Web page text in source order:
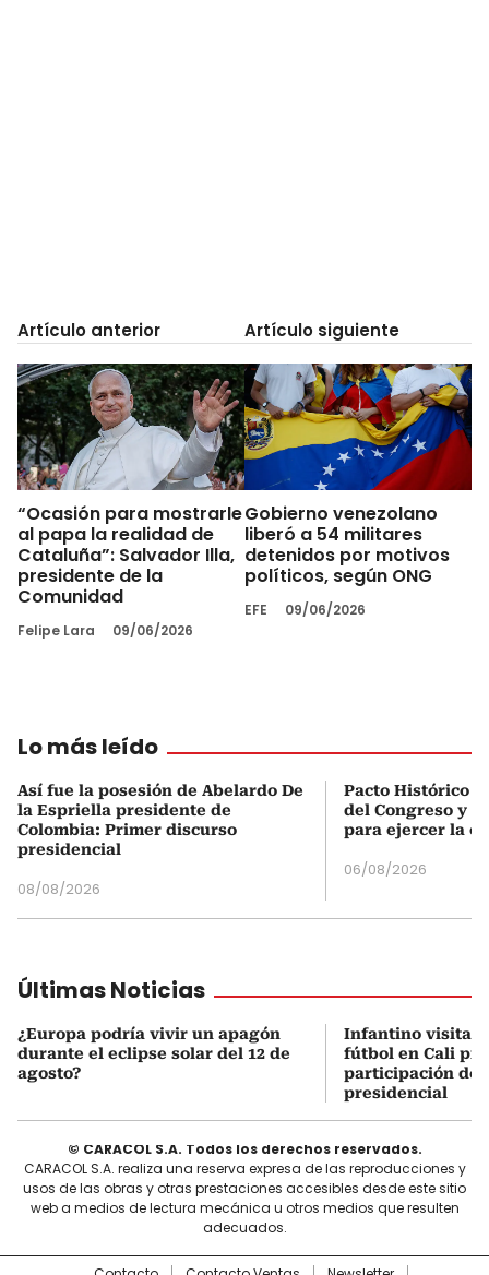
Artículo anterior
“Ocasión para mostrarle
al papa la realidad de
Cataluña”: Salvador Illa,
presidente de la
Comunidad
Felipe Lara 09/06/2026
Artículo siguiente
Gobierno venezolano
liberó a 54 militares
detenidos por motivos
políticos, según ONG
EFE 09/06/2026
Lo más leído
Así fue la posesión de Abelardo De
la Espriella presidente de
Colombia: Primer discurso
presidencial
08/08/2026
Pacto Histórico
del Congreso y
para ejercer la
06/08/2026
Últimas Noticias
¿Europa podría vivir un apagón
durante el eclipse solar del 12 de
agosto?
Infantino visita
fútbol en Cali
participación de
presidencial
© CARACOL S.A. Todos los derechos reservados.
CARACOL S.A. realiza una reserva expresa de las reproducciones y
usos de las obras y otras prestaciones accesibles desde este sitio
web a medios de lectura mecánica u otros medios que resulten
adecuados.